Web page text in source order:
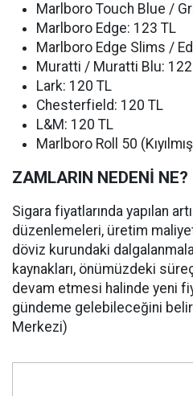
Marlboro Touch Blue /
Marlboro Edge: 123 TL
Marlboro Edge Slims /
Muratti / Muratti Blu:
Lark: 120 TL
Chesterfield: 120 TL
L&M: 120 TL
Marlboro Roll 50
ZAMLARIN NEDENİ NE?
Sigara fiyatlarında yapılan
düzenlemeleri, üretim
döviz kurundaki
kaynakları, önümüzdeki
devam etmesi halinde yeni
gündeme gelebileceğini
Merkezi)